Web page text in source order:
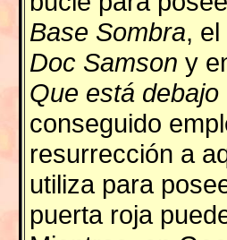
Base Sombra,
Doc Samson y
Que está
conseguido
resurrección a
utiliza para
puerta roja